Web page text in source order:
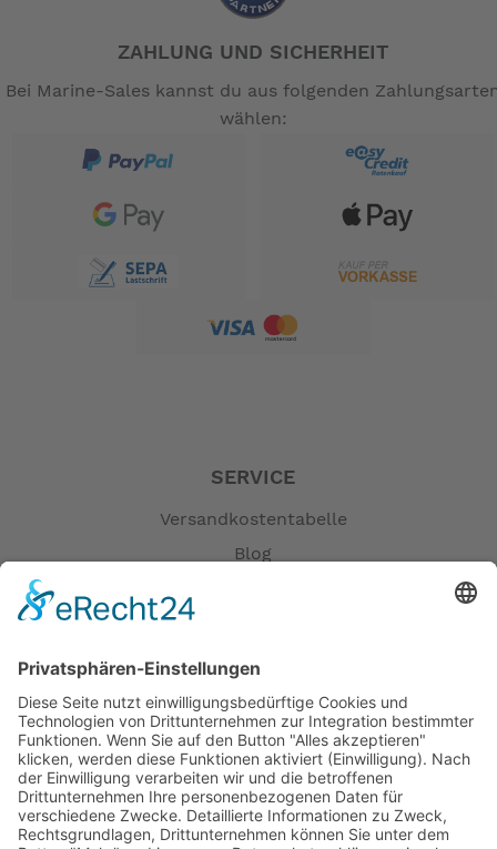
ZAHLUNG UND SICHERHEIT
Bei Marine-Sales kannst du aus folgenden
wählen:
SERVICE
Versandkostentabelle
Blog
Versandpartner
Verfügbarkeiten
Zahlung und Versand
Datenschutz